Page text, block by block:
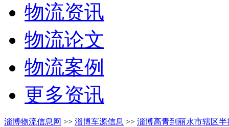
物流资讯
物流论文
物流案例
更多资讯
淄博物流信息网 >> 淄博车源信息 >> 淄博高青到丽水市辖区